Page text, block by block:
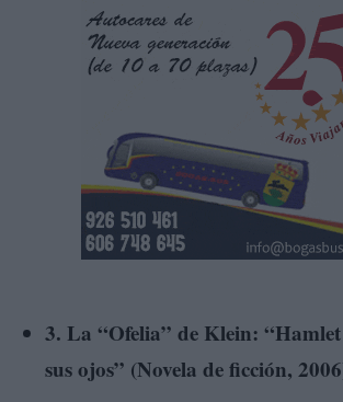
3. La “Ofelia” de Klein: “Hamlet
sus ojos” (Novela de ficción,